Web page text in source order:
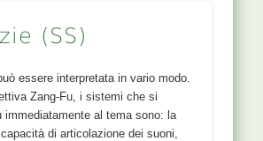
(SS)
essere interpretata in vario modo.
Zang-Fu, i sistemi che si
immediatamente al tema sono: la
di articolazione dei suoni,